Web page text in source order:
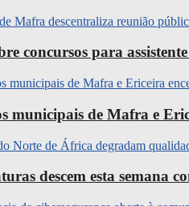
concursos para
municipais de Mafra e
descem esta semana